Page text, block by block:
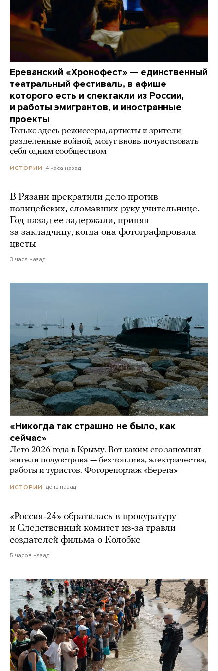
Ереванский «Хронофест» — единственный
театральный фестиваль, в афише
которого есть и спектакли из России,
и работы эмигрантов, и иностранные
проекты
Только здесь режиссеры, артисты и зрители,
разделенные войной, могут вновь почувствовать
себя одним сообществом
ИСТОРИИ 4 часа назад
В Рязани прекратили дело против
полицейских, сломавших руку учительнице.
Год назад ее задержали, приняв
за закладчицу, когда она фотографировала
цветы
3 часа назад
«Никогда так страшно не было, как
сейчас»
Лето 2026 года в Крыму. Вот каким его запомнят
жители полуострова — без топлива, электричества,
работы и туристов. Фоторепортаж «Берега»
ИСТОРИИ день назад
«Россия-24» обратилась в прокуратуру
и Следственный комитет из-за травли
создателей фильма о Колобке
5 часов назад